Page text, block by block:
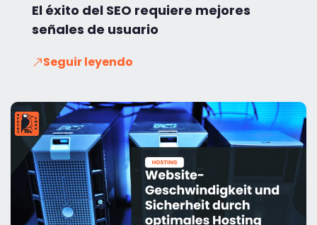
El éxito del SEO requiere mejores
señales de usuario
Seguir leyendo